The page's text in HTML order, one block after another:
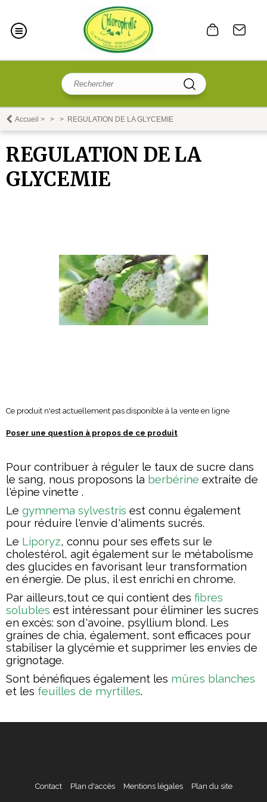
Accueil > > > REGULATION DE LA GLYCEMIE
REGULATION DE LA
GLYCEMIE
Ce produit n'est actuellement pas disponible à la vente en ligne
Poser une question à propos de ce produit
Pour contribuer à réguler le taux de sucre dans
le sang, nous proposons la berbérine extraite de
l'épine vinette .
Le gymnema sylvestris est connu également
pour réduire l'envie d'aliments sucrés.
Le Liporyz, connu pour ses effets sur le
cholestérol, agit également sur le métabolisme
des glucides en favorisant leur transformation
en énergie. De plus, il est enrichi en chrome.
Par ailleurs,tout ce qui contient des fibres
solubles est intéressant pour éliminer les sucres
en excès: son d'avoine, psyllium blond. Les
graines de chia, également, sont efficaces pour
stabiliser la glycémie et supprimer les envies de
grignotage.
Sont bénéfiques également les mûres blanches
et les feuilles de myrtilles.
Contact Plan d'accès Mentions légales Plan du site